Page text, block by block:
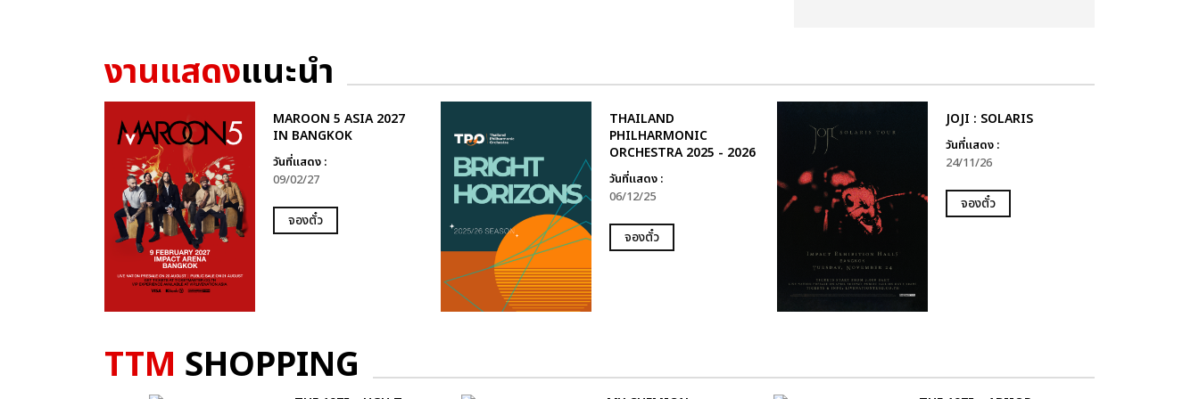
งานแสดงแนะนำ
MAROON 5 ASIA 2027
IN BANGKOK
วันที่แสดง :
09/02/27
จองตั๋ว
THAILAND
PHILHARMONIC
ORCHESTRA 2025 - 2026
วันที่แสดง :
06/12/25
จองตั๋ว
JOJI : SOLARIS
วันที่แสดง :
24/11/26
จองตั๋ว
TTM SHOPPING